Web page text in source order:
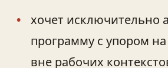
хочет исключительно
программу с упором
вне рабочих